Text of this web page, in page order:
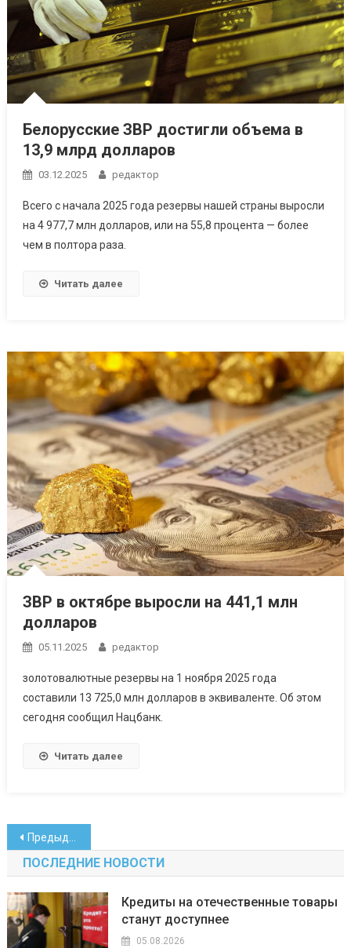
Белорусские ЗВР достигли объема в
13,9 млрд долларов
03.12.2025 редактор
Всего с начала 2025 года резервы нашей страны выросли
на 4 977,7 млн долларов, или на 55,8 процента — более
чем в полтора раза.
Читать далее
ЗВР в октябре выросли на 441,1 млн
долларов
05.11.2025 редактор
золотовалютные резервы на 1 ноября 2025 года
составили 13 725,0 млн долларов в эквиваленте. Об этом
сегодня сообщил Нацбанк.
Читать далее
Навигация
по
записям
Предыдущие записи
ПОСЛЕДНИЕ НОВОСТИ
Кредиты на отечественные товары
станут доступнее
05.08.2026